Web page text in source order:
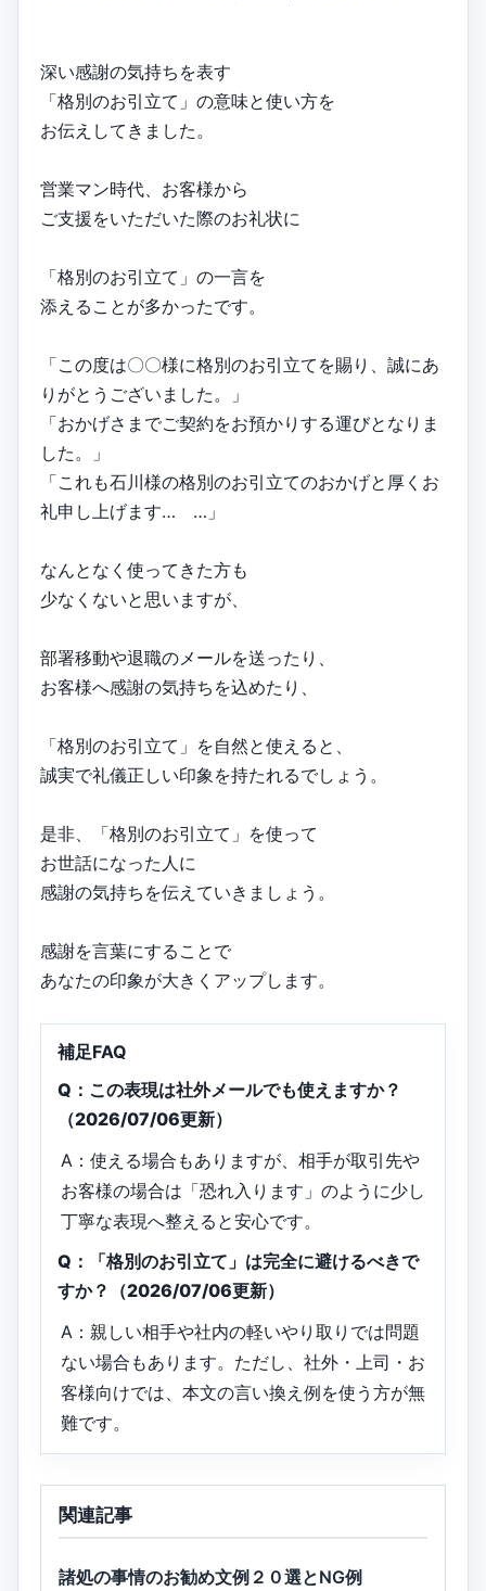
深い感謝の気持ちを表す
「格別のお引立て」の意味と使い方を
お伝えしてきました。
営業マン時代、お客様から
ご支援をいただいた際のお礼状に
「格別のお引立て」の一言を
添えることが多かったです。
「この度は〇〇様に格別のお引立てを賜り、誠にあ
りがとうございました。」
「おかげさまでご契約をお預かりする運びとなりま
した。」
「これも石川様の格別のお引立てのおかげと厚くお
礼申し上げます… …」
なんとなく使ってきた方も
少なくないと思いますが、
部署移動や退職のメールを送ったり、
お客様へ感謝の気持ちを込めたり、
「格別のお引立て」を自然と使えると、
誠実で礼儀正しい印象を持たれるでしょう。
是非、「格別のお引立て」を使って
お世話になった人に
感謝の気持ちを伝えていきましょう。
感謝を言葉にすることで
あなたの印象が大きくアップします。
補足FAQ
Q：この表現は社外メールでも使えますか？
（2026/07/06更新）
A：使える場合もありますが、相手が取引先や
お客様の場合は「恐れ入ります」のように少し
丁寧な表現へ整えると安心です。
Q：「格別のお引立て」は完全に避けるべきで
すか？（2026/07/06更新）
A：親しい相手や社内の軽いやり取りでは問題
ない場合もあります。ただし、社外・上司・お
客様向けでは、本文の言い換え例を使う方が無
難です。
関連記事
諸処の事情のお勧め文例２０選とNG例